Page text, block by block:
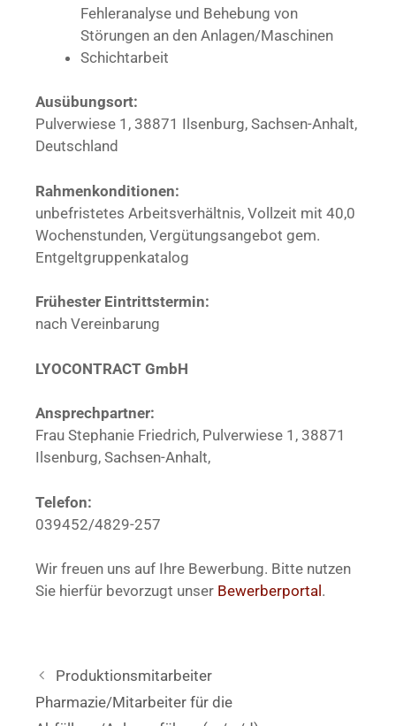
Fehleranalyse und Behebung von
Störungen an den Anlagen/Maschinen
Schichtarbeit
Ausübungsort:
Pulverwiese 1, 38871 Ilsenburg, Sachsen-Anhalt,
Deutschland
Rahmenkonditionen:
unbefristetes Arbeitsverhältnis, Vollzeit mit 40,0
Wochenstunden, Vergütungsangebot gem.
Entgeltgruppenkatalog
Frühester Eintrittstermin:
nach Vereinbarung
LYOCONTRACT GmbH
Ansprechpartner:
Frau Stephanie Friedrich, Pulverwiese 1, 38871
Ilsenburg, Sachsen-Anhalt,
Telefon:
039452/4829-257
Wir freuen uns auf Ihre Bewerbung. Bitte nutzen
Sie hierfür bevorzugt unser Bewerberportal .
Produktionsmitarbeiter
Pharmazie/Mitarbeiter für die